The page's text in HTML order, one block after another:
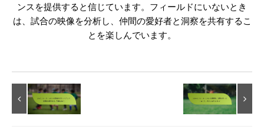
ンスを提供すると信じています。フィールドにいないとき
は、試合の映像を分析し、仲間の愛好者と洞察を共有するこ
とを楽しんでいます。